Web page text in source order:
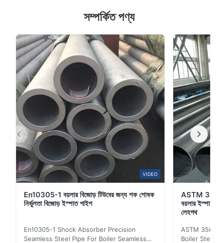
1824830CrMo 34CrMo4 পণ্যের বর্ণনা: বয়লার সীমলেস টিউব হল এক
পাইপ উত্পাদন ব্যবহৃত ইস্পাত ধরনের উপর কঠোর প্রয়োজনীয়তা আছে.তাপমাত্রার
ব্যবহার অনুসারে সাধারণ বয়লার টিউব এবং উচ...
সম্পর্কিত পণ্য
VIDEO
En10305-1 বয়লার বিজোড় টিউবের জন্য শক শোষক
নির্ভুলতা বিজোড় ইস্পাত পাইপ
En10305-1 Shock Absorber Precision
Seamless Steel Pipe For Boiler Seamless
ASTM 35#
বয়লার ইস্পাত
লেহগথ
ASTM 35#
Boiler Steel